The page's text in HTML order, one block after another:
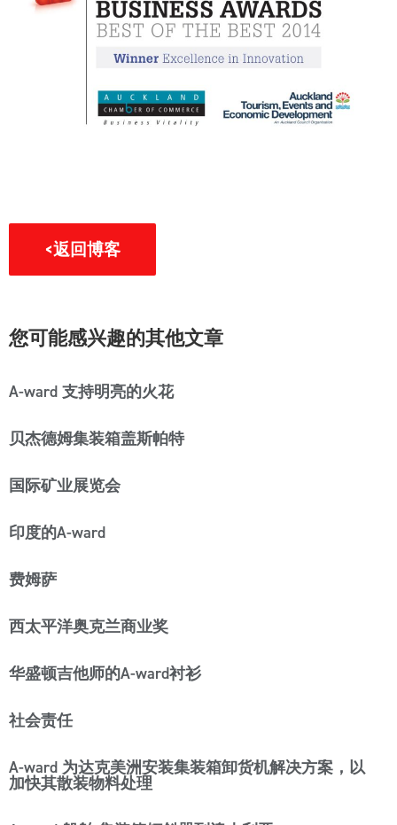
<返回博客
您可能感兴趣的其他文章
A-ward 支持明亮的火花
贝杰德姆集装箱盖斯帕特
国际矿业展览会
印度的A-ward
费姆萨
西太平洋奥克兰商业奖
华盛顿吉他师的A-ward衬衫
社会责任
A-ward 为达克美洲安装集装箱卸货机解决方案，以
加快其散装物料处理